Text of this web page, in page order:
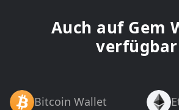
Auch auf Gem
verfügbar
Bitcoin Wallet